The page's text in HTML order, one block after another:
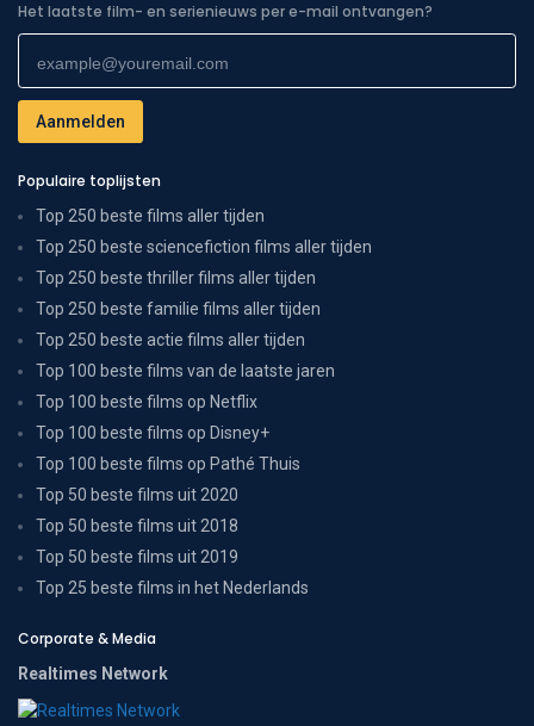
Het laatste film- en serienieuws per e-mail ontvangen?
Populaire toplijsten
Top 250 beste films aller tijden
Top 250 beste sciencefiction films aller tijden
Top 250 beste thriller films aller tijden
Top 250 beste familie films aller tijden
Top 250 beste actie films aller tijden
Top 100 beste films van de laatste jaren
Top 100 beste films op Netflix
Top 100 beste films op Disney+
Top 100 beste films op Pathé Thuis
Top 50 beste films uit 2020
Top 50 beste films uit 2018
Top 50 beste films uit 2019
Top 25 beste films in het Nederlands
Corporate & Media
Realtimes Network